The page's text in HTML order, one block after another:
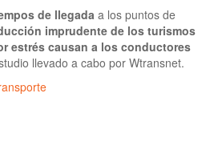
de llegada a los puntos de
imprudente de los turismos
estrés causan a los conductores
llevado a cabo por Wtransnet.